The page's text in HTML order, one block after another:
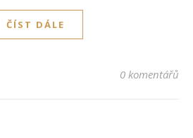
ČÍST DÁLE
0 komentářů